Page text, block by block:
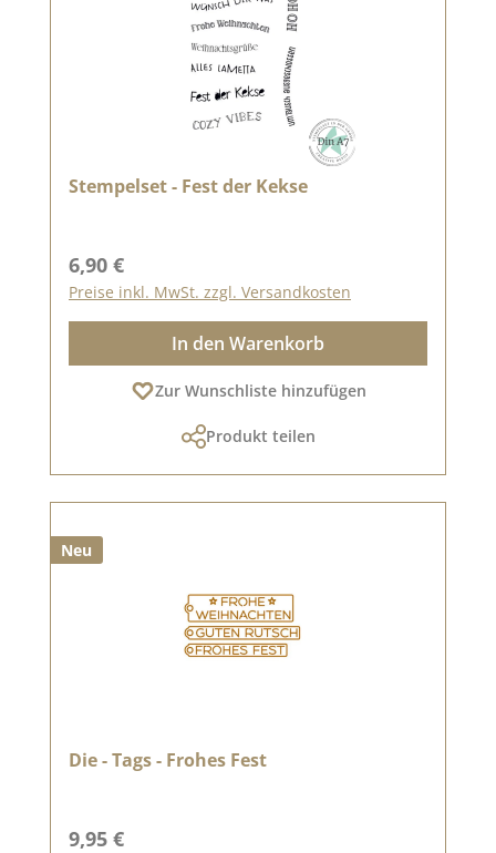
Stempelset - Fest der Kekse
Regulärer Preis:
6,90 €
Preise inkl. MwSt. zzgl. Versandkosten
In den Warenkorb
Zur Wunschliste hinzufügen
Produkt teilen
Neu
Die - Tags - Frohes Fest
Regulärer Preis:
9,95 €